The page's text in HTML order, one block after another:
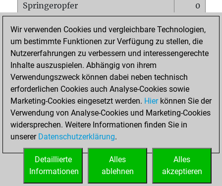
Springeropfer
0
Matt auf vollem Brett
0
Bauer setzt Matt
0
Erstickte Matts
Unterverwandlungen
Türme auf der siebten
0
STARTSEITE
Wir verwenden Cookies und vergleichbare Technologien,
um bestimmte Funktionen zur Verfügung zu stellen, die
Nutzererfahrungen zu verbessern und interessengerechte
Inhalte auszuspielen. Abhängig von ihrem
Verwendungszweck können dabei neben technisch
erforderlichen Cookies auch Analyse-Cookies sowie
Marketing-Cookies eingesetzt werden. Hierkönnen Sie der
Verwendung von Analyse-Cookies und Marketing-Cookies
widersprechen. Weitere Informationen finden Sie in
unserer Datenschutzerklärung.
Alles
akzeptieren
Alles
ablehnen
Detaillierte
Informationen